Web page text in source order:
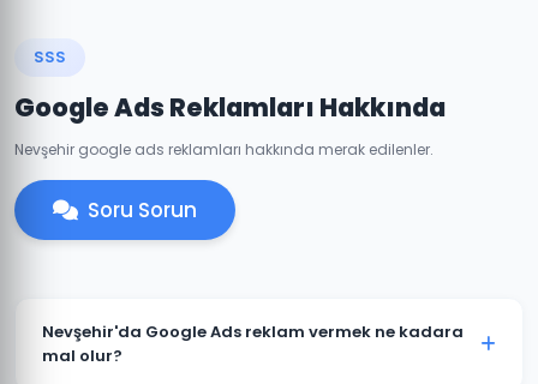
SSS
Google Ads Reklamları Hakkında
Nevşehir google ads reklamları hakkında merak edilenler.
Soru Sorun
Nevşehir'da Google Ads reklam vermek ne kadara
mal olur?